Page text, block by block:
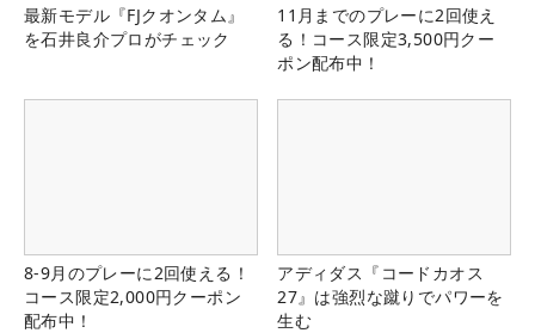
最新モデル『FJクオンタム』
を石井良介プロがチェック
11月までのプレーに2回使え
る！コース限定3,500円クー
ポン配布中！
8-9月のプレーに2回使える！
コース限定2,000円クーポン
配布中！
アディダス『コードカオス
27』は強烈な蹴りでパワーを
生む